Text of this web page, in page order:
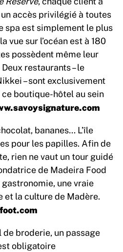
accès privilégié à toutes
spa est simplement le plus
vue sur l’océan est à 180
possèdent même leur
restaurants – le
– sont exclusivement
boutique-hôtel au sein
bananes… L’île
pour les papilles. Afin de
rien ne vaut un tour guidé
de Madeira Food
une vraie
et la culture de Madère.
de broderie, un passage
obligatoire